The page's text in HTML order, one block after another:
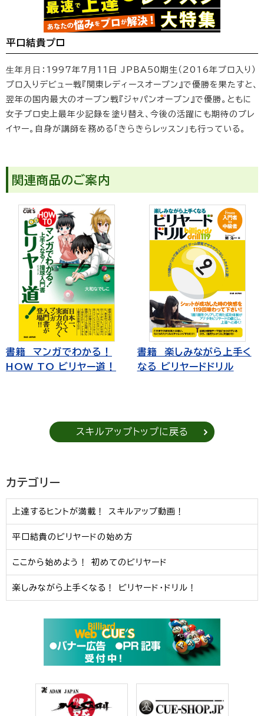
平口結貴プロ
⽣年⽉⽇：1997年7月11日 JPBA50期生（2016年プロ入り）
プロ入りデビュー戦『関東レディースオープン』で優勝を果たすと、
翌年の国内最大のオープン戦『ジャパンオープン』で優勝。ともに
女子プロ史上最年少記録を塗り替え、今後の活躍にも期待のプレ
イヤー。自身が講師を務める「きらきらレッスン」も行っている。
関連商品のご案内
書籍 マンガでわかる！
HOW TO ビリヤー道！
書籍 楽しみながら上手く
なる ビリヤードドリル
スキルアップトップに戻る
カテゴリー
上達するヒントが満載！ スキルアップ動画！
平口結貴のビリヤードの始め方
ここから始めよう！ 初めてのビリヤード
楽しみながら上手くなる！ ビリヤード・ドリル！